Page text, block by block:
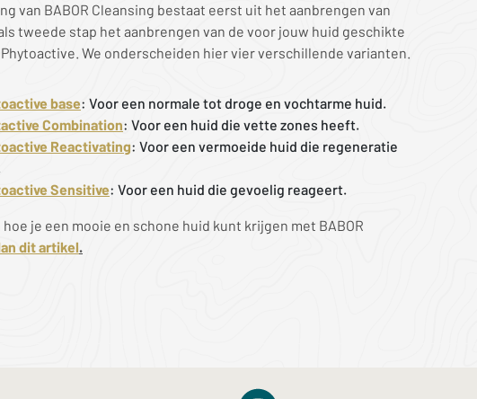
van BABOR Cleansing bestaat eerst uit het aanbrengen van
tweede stap het aanbrengen van de voor jouw huid geschikte
Phytoactive. We onderscheiden hier vier verschillende varianten.
base: Voor een normale tot droge en vochtarme huid.
Combination: Voor een huid die vette zones heeft.
Reactivating: Voor een vermoeide huid die regeneratie
Sensitive: Voor een huid die gevoelig reageert.
je een mooie en schone huid kunt krijgen met BABOR
dit artikel.